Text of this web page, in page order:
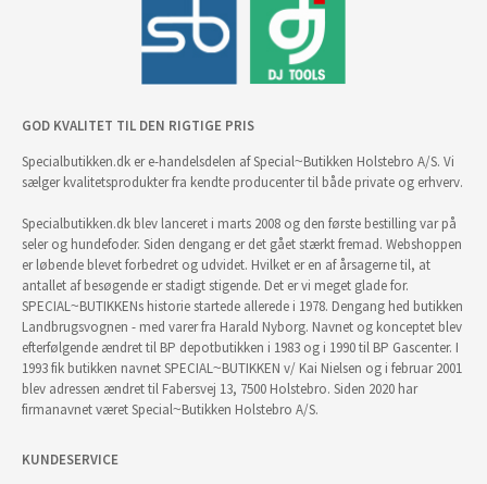
GOD KVALITET TIL DEN RIGTIGE PRIS
Specialbutikken.dk er e-handelsdelen af Special~Butikken Holstebro A/S. Vi
sælger kvalitetsprodukter fra kendte producenter til både private og erhverv.
Specialbutikken.dk blev lanceret i marts 2008 og den første bestilling var på
seler og hundefoder. Siden dengang er det gået stærkt fremad. Webshoppen
er løbende blevet forbedret og udvidet. Hvilket er en af årsagerne til, at
antallet af besøgende er stadigt stigende. Det er vi meget glade for.
SPECIAL~BUTIKKENs historie startede allerede i 1978. Dengang hed butikken
Landbrugsvognen - med varer fra Harald Nyborg. Navnet og konceptet blev
efterfølgende ændret til BP depotbutikken i 1983 og i 1990 til BP Gascenter. I
1993 fik butikken navnet SPECIAL~BUTIKKEN v/ Kai Nielsen og i februar 2001
blev adressen ændret til Fabersvej 13, 7500 Holstebro. Siden 2020 har
firmanavnet været Special~Butikken Holstebro A/S.
KUNDESERVICE